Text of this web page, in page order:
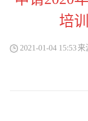
培
2021-01-04 15:53来